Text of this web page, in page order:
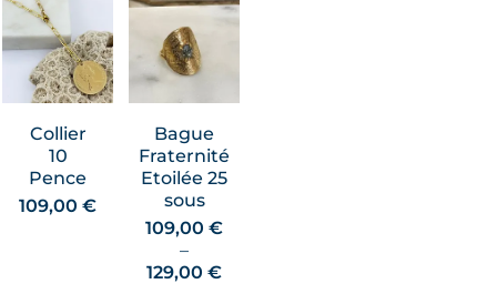
Collier
10
Pence
109,00€
Bague
Fraternité
Etoilée 25
sous
109,00€
–
129,00€Plage